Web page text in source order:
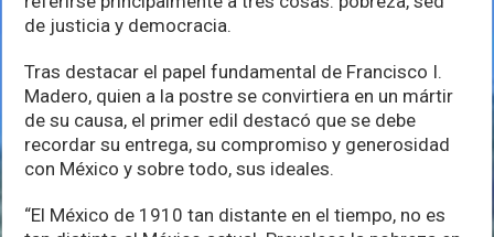
de justicia y democracia.
Tras destacar el papel fundamental de Francisco I.
Madero, quien a la postre se convirtiera en un mártir
de su causa, el primer edil destacó que se debe
recordar su entrega, su compromiso y generosidad
con México y sobre todo, sus ideales.
“El México de 1910 tan distante en el tiempo, no es